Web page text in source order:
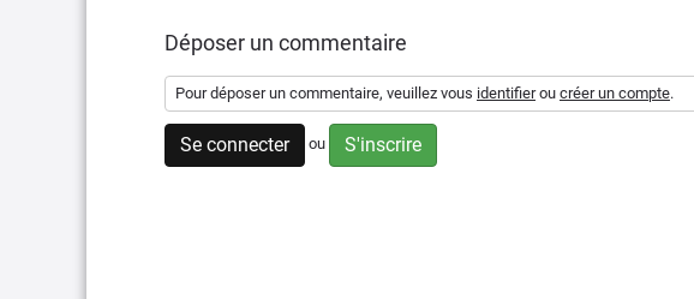
Déposer un commentaire
Pour déposer un commentaire, veuillez vous identifierou créer un compte.
Se connecter ou S'inscrire